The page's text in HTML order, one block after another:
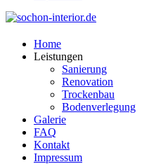
Home
Leistungen
Sanierung
Renovation
Trockenbau
Bodenverlegung
Galerie
FAQ
Kontakt
Impressum